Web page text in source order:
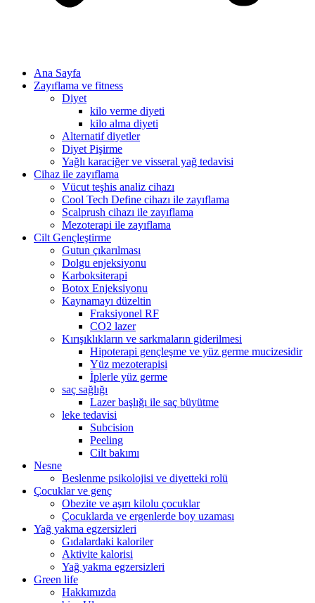
Ana Sayfa
Zayıflama ve fitness
Diyet
kilo verme diyeti
kilo alma diyeti
Alternatif diyetler
Diyet Pişirme
Yağlı karaciğer ve visseral yağ tedavisi
Cihaz ile zayıflama
Vücut teşhis analiz cihazı
Cool Tech Define cihazı ile zayıflama
Scalprush cihazı ile zayıflama
Mezoterapi ile zayıflama
Cilt Gençleştirme
Gutun çıkarılması
Dolgu enjeksiyonu
Karboksiterapi
Botox Enjeksiyonu
Kaynamayı düzeltin
Fraksiyonel RF
CO2 lazer
Kırışıklıkların ve sarkmaların giderilmesi
Hipoterapi gençleşme ve yüz germe mucizesidir
Yüz mezoterapisi
İplerle yüz germe
saç sağlığı
Lazer başlığı ile saç büyütme
leke tedavisi
Subcision
Peeling
Cilt bakımı
Nesne
Beslenme psikolojisi ve diyetteki rolü
Çocuklar ve genç
Obezite ve aşırı kilolu çocuklar
Çocuklarda ve ergenlerde boy uzaması
Yağ yakma egzersizleri
Gıdalardaki kaloriler
Aktivite kalorisi
Yağ yakma egzersizleri
Green life
Hakkımızda